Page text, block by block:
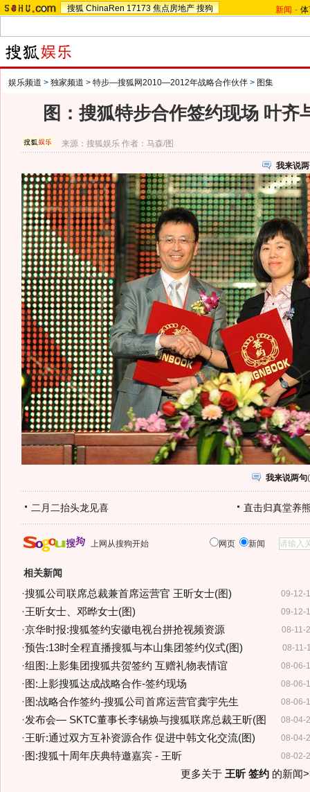
搜狐 ChinaRen 17173 焦点房地产 搜狗 新闻 -
娱乐频道 > 独家频道 > 特步—搜狐网2010—2012年战略合作伙伴 > 图集
图：搜狐特步合作签约现场 叶齐
来源：搜狐娱乐 作者：马森/图
我来说
我来说两句(
二月二抬头龙见喜 直击归真堂养
上网从搜狗开始 网页 新闻
相关新闻
09-12-
·搜狐公司联席总裁兼首席运营官 王昕女士(图)
09-12-
·王昕女士、邓晔女士(图)
08-11-
·京华时报:搜狐签约安徽电视台拼抢视频资源
08-11-
·预告:13时全程直播搜狐与本山集团签约仪式(图)
08-06-
·组图:上影集团搜狐共贺签约 互赠礼物表情谊
08-06-
· 图:上影搜狐达成战略合作-签约现场
08-06-
· 图:战略合作签约-搜狐公司首席运营官龚宇先生
08-04-
·发布会— SKTC董事长李锡焕与搜狐联席总裁王昕(图
08-04-
·王昕:通过双方互补资源合作 促进中韩文化交流(图)
08-02-
· 图:搜狐十周年庆典特邀嘉宾 - 王昕
更多关于 王昕 签约的新闻